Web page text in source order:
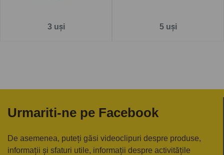
alege instalația electrică în funcție de ceea ce ați dori să
3 uși 5 uși
Urmariti-ne pe Facebook
De asemenea, puteți găsi videoclipuri despre produse,
informații și sfaturi utile, informații despre activitățile